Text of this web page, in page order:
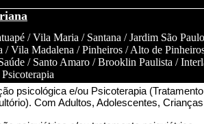
/ Vila Maria / Santana / Jardim São
/ Vila Madalena / Pinheiros / Alto de
/ Santo Amaro / Brooklin Paulista /
psicológica e/ou Psicoterapia (Tratamento
Com Adultos, Adolescentes,